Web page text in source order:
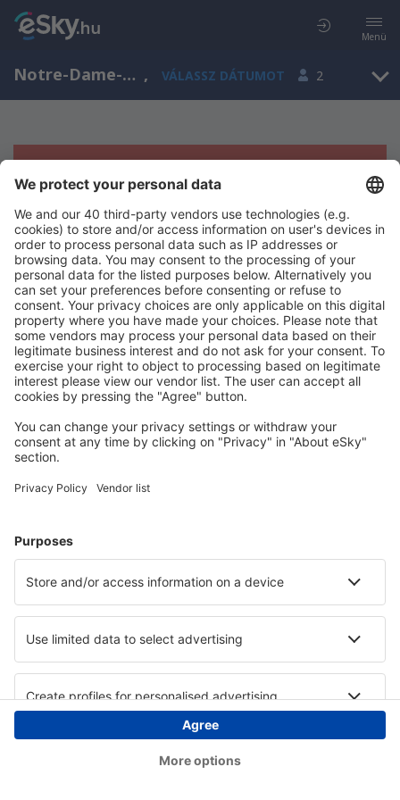
Menü
Notre-Dame-du-Bon-Conseil, Québec, Kanada , VÁLASSZ DÁTUMOT 2
Sajnos semmilyen eredménnyel nem
szolgálhatunk.
Próbáld meg még egyszer más kritériumot kiválasztva
Copyright © eSky.hu Minden jog fenntartva.